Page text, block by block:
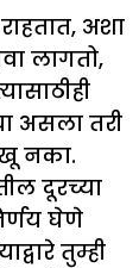
अशा
लागतो,
असला तरी
नका.
दूरच्या
घेणे
तुम्ही